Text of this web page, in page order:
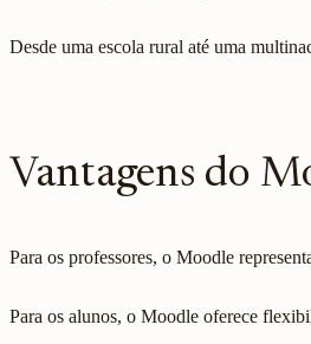
Desde uma escola rural até uma
Vantagens do
Para os professores, o Moodle
Para os alunos, o Moodle oferece